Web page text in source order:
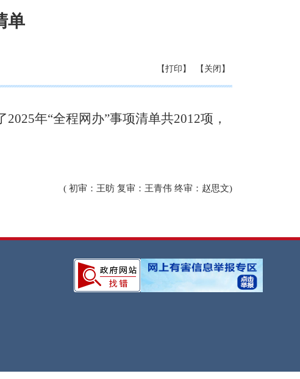
单
【打印】 【关闭】
2025年“全程网办”事项清单共2012项，
( 初审：王昉 复审：王青伟 终审：赵思文)